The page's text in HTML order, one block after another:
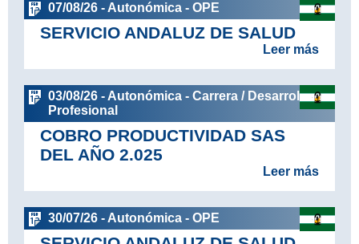
07/08/26 - Autonómica - OPE
SERVICIO ANDALUZ DE SALUD
Leer más
03/08/26 - Autonómica - Carrera / Desarrollo
Profesional
COBRO PRODUCTIVIDAD SAS
DEL AÑO 2.025
Leer más
30/07/26 - Autonómica - OPE